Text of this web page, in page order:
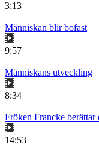
3:13
Människan blir bofast
9:57
Människans utveckling
8:34
Fröken Francke berättar
14:53